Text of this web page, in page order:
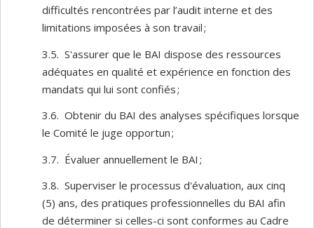
difficultés rencontrées par l’audit interne et des
limitations imposées à son travail ;
3.5. S'assurer que le BAI dispose des ressources
adéquates en qualité et expérience en fonction des
mandats qui lui sont confiés ;
3.6. Obtenir du BAI des analyses spécifiques lorsque
le Comité le juge opportun ;
3.7. Évaluer annuellement le BAI ;
3.8. Superviser le processus d'évaluation, aux cinq
(5) ans, des pratiques professionnelles du BAI afin
de déterminer si celles-ci sont conformes au Cadre